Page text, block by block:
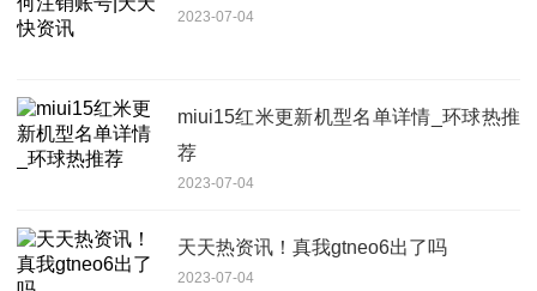
2023-07-04
miui15红米更新机型名单详情_环球热推
荐
2023-07-04
天天热资讯！真我gtneo6出了吗
2023-07-04